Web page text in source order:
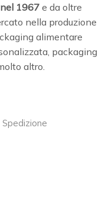
nel 1967e da oltre
nella produzione
alimentare
packaging
altro.